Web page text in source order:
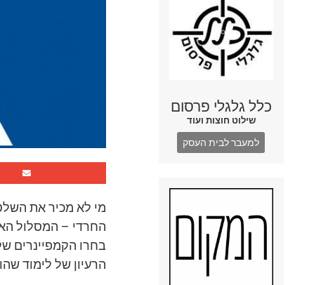
כלל גלגלי פרסום
שילוט חוצות ועוד
למעבר לבית העסק
מי לא מכיר את
החרדי – המסלול
בחרו הקמפיינרים
הרעיון של לימוד